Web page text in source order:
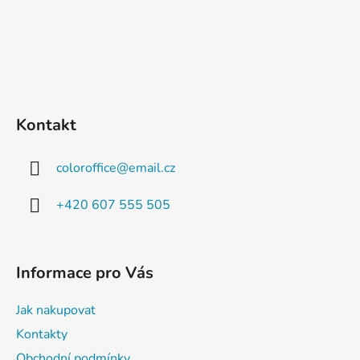
Kontakt
coloroffice@email.cz
+420 607 555 505
Informace pro Vás
Jak nakupovat
Kontakty